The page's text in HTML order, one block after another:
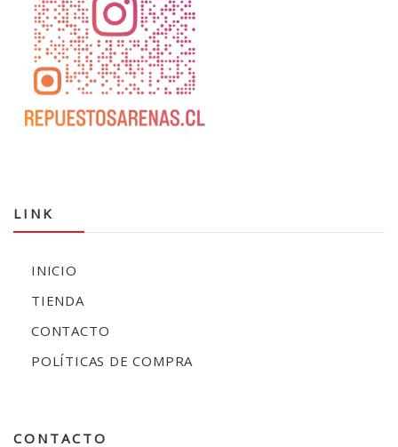
LINK
INICIO
TIENDA
CONTACTO
POLÍTICAS DE COMPRA
CONTACTO